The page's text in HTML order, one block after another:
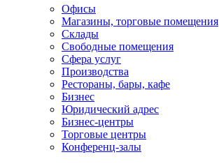
Офисы
Магазины, торговые помещения
Склады
Свободные помещения
Сфера услуг
Производства
Рестораны, бары, кафе
Бизнес
Юридический адрес
Бизнес-центры
Торговые центры
Конференц-залы